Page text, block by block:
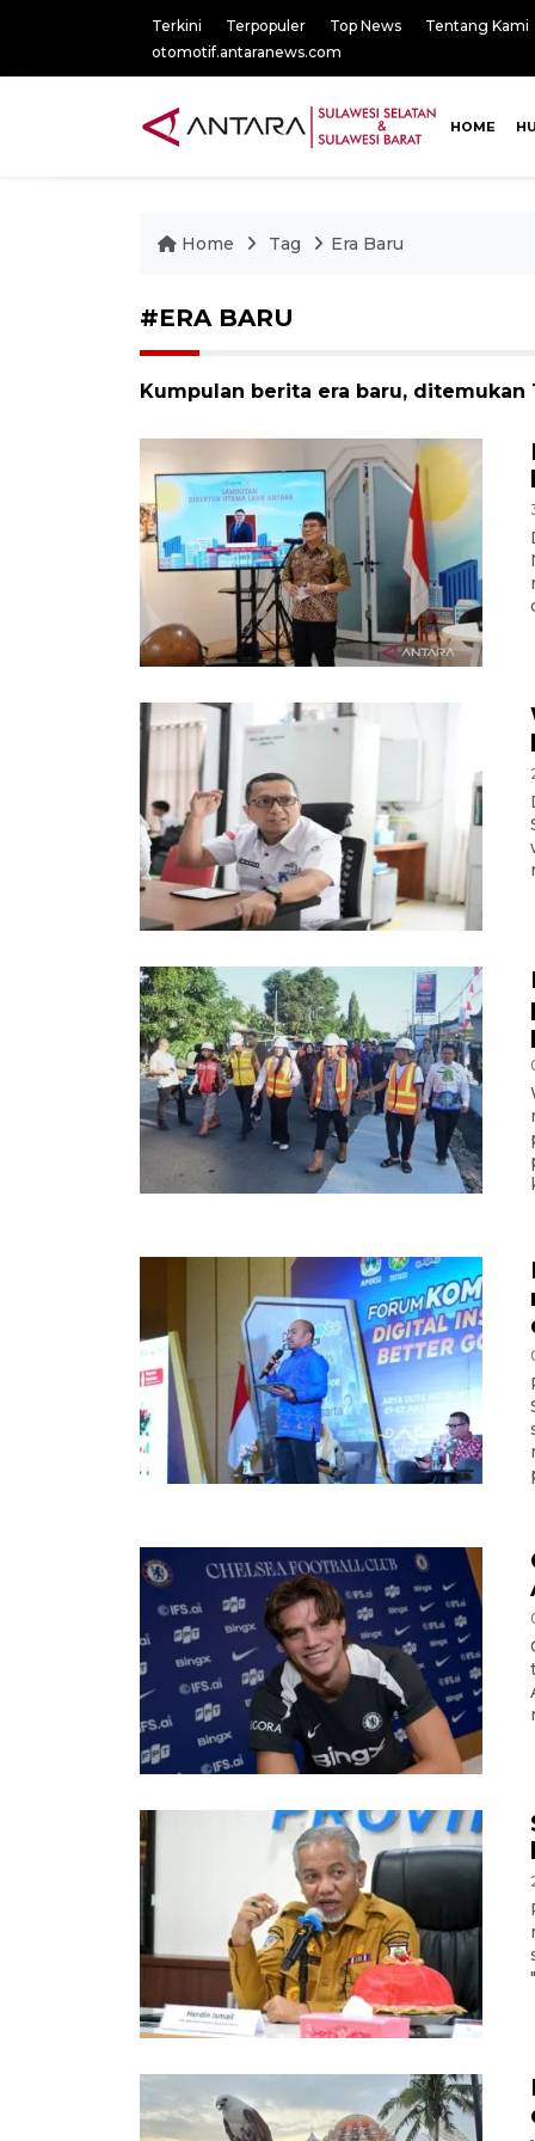
Terkini Terpopuler Top News
Tentang Kami
otomotif.antaranews.com
HOME
Home Tag Era Baru
#ERA BARU
Kumpulan berita era baru, ditemukan